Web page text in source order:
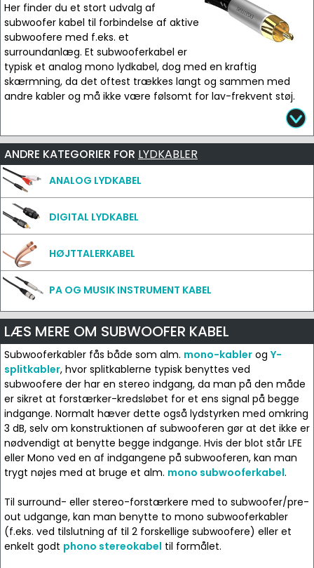
Her finder du et stort udvalg af
subwoofer kabel til forbindelse af aktive
subwoofere med f.eks. et
surroundanlæg. Et subwooferkabel er
typisk et analog mono lydkabel, dog med en kraftig
skærmning, da det oftest trækkes langt og sammen med
andre kabler og må ikke være følsomt for lav-frekvent støj.
ANDRE KATEGORIER FOR LYDKABLER
ANALOG LYDKABEL
DIGITAL LYDKABEL
HØJTTALERKABEL
PA OG MUSIK INSTRUMENT KABEL
LÆS MERE OM SUBWOOFER KABEL
Subwooferkabler fås både som alm. mono-kabler ogY-
splitkabler, hvor splitkablerne typisk benyttes ved
subwoofere der har en stereo indgang, da man på den måde
er sikret at forstærker-kredsløbet for et ens signal på begge
indgange. Normalt hæver dette også lydstyrken med omkring
3 dB, selv om konstruktionen af subwooferen gør at det ikke er
nødvendigt at benytte begge indgange. Hvis der blot står LFE
eller Mono ved en af indgangene på subwooferen, kan man
trygt nøjes med at bruge et alm. mono subwooferkabel.
Til surround- eller stereo-forstærkere med to subwoofer/pre-
out udgange, kan man benytte to mono subwooferkabler
(f.eks. ved tilslutning af til 2 forskellige subwoofere) eller et
enkelt godt phono stereokabel til formålet.